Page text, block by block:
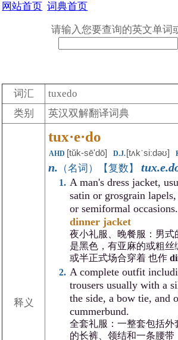
网站首页 词典首页
请输入您要查询的英文单词
词汇
tuxedo
类别
英汉双解翻译词典
释义
tux·e·do
AHD [tŭk-sēʹdō] D.J.[tʌkˈsiːdəʊ]
n. （名词）【复数】
A man's dress jacket,
satin or grosgrain
or semiformal
dinner jacket
夜小礼服、晚餐服：男式
是黑色，有亚麻的或粗
或半正式场合穿着 也作
A complete outfit
trousers usually with a
the side, a bow tie, and
cummerbund.
全套礼服：一整套包括外
的长裤、领结和一条腰带